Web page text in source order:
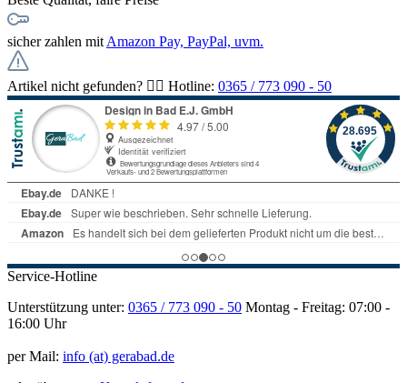
sicher zahlen mit Amazon Pay, PayPal, uvm.
Artikel nicht gefunden? 👉🏻 Hotline: 0365 / 773 090 - 50
Service-Hotline
Unterstützung unter: 0365 / 773 090 - 50 Montag - Freitag: 07:00 -
16:00 Uhr
per Mail: info (at) gerabad.de